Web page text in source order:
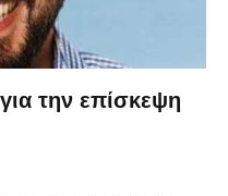
την επίσκεψη